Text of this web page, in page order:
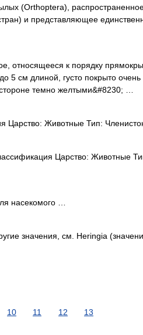
(Orthoptera),
и представляющее
относящееся к порядку
5 см длиной, густо покрыто очень
темно желтыми&#8230; …
Животные Тип:
Царство: Животные
насекомого …
значения, см. Heringia
10 11 12 13